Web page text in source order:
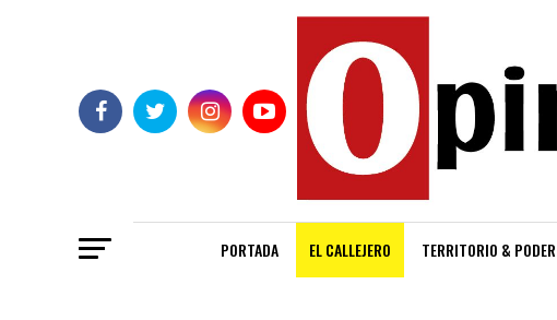
PORTADA EL CALLEJERO TERRITORIO & PODER